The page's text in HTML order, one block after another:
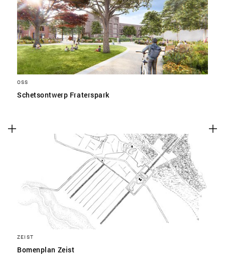
OSS
Schetsontwerp Fraterspark
ZEIST
Bomenplan Zeist
SLA VOORKEUREN OP